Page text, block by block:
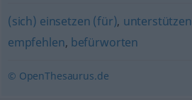
(sich) einsetzen (für), unterstützen
empfehlen, befürworten
© OpenThesaurus.de